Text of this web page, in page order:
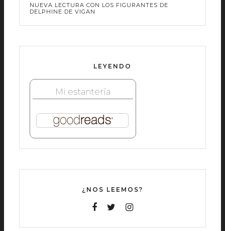
NUEVA LECTURA CON LOS FIGURANTES DE
DELPHINE DE VIGAN
LEYENDO
Mi estantería
¿NOS LEEMOS?